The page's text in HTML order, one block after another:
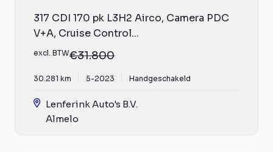
317 CDI 170 pk L3H2 Airco, Camera PDC
V+A, Cruise Control...
excl. BTW€31.800
30.281 km 5-2023 Handgeschakeld
Lenferink Auto's B.V.
Almelo